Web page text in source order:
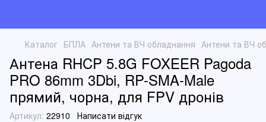
Каталог БПЛА Антени та ВЧ обладнання Антени та ВЧ
Антена RHCP 5.8G FOXEER Pagoda
PRO 86mm 3Dbi, RP-SMA-Male
прямий, чорна, для FPV дронів
Артикул: 22910 Написати відгук